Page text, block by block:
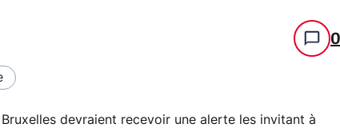
0
devraient recevoir une alerte les invitant à